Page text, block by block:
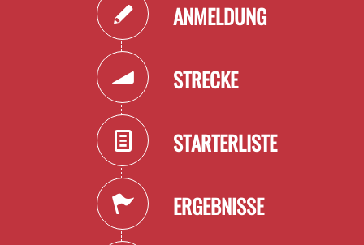
ANMELDUNG
STRECKE
STARTERLISTE
ERGEBNISSE